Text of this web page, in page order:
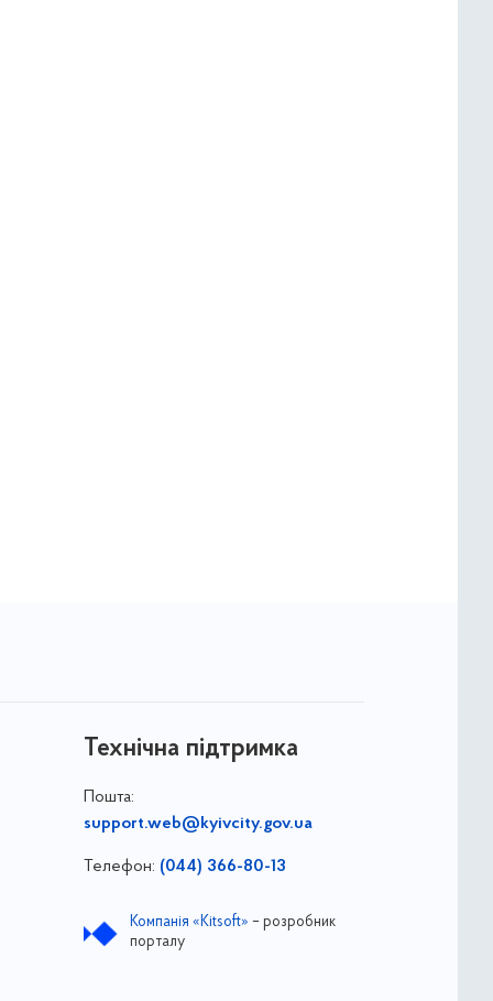
Технічна підтримка
Пошта:
support.web@kyivcity.gov.ua
Телефон: (044) 366-80-13
Компанія «Kitsoft» – розробник
порталу